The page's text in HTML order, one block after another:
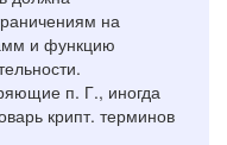
на
и функцию
п. Г., иногда
крипт. терминов